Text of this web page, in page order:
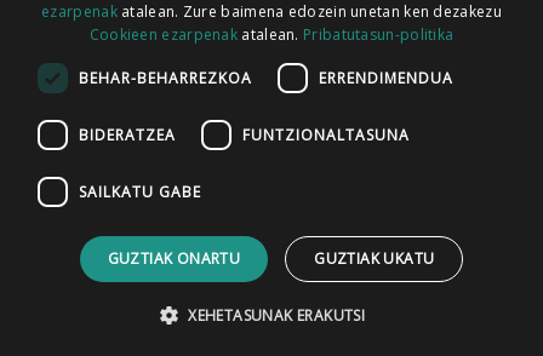
HARREMANETARAKO
ezarpenakatalean. Zure baimena edozein unetan ken dezakezu
Cookieen ezarpenak atalean. Pribatutasun-politika
BEHAR-BEHARREZKOA ERRENDIMENDUA
BIDERATZEA FUNTZIONALTASUNA
SAILKATU GABE
GUZTIAK ONARTU GUZTIAK UKATU
XEHETASUNAK ERAKUTSI